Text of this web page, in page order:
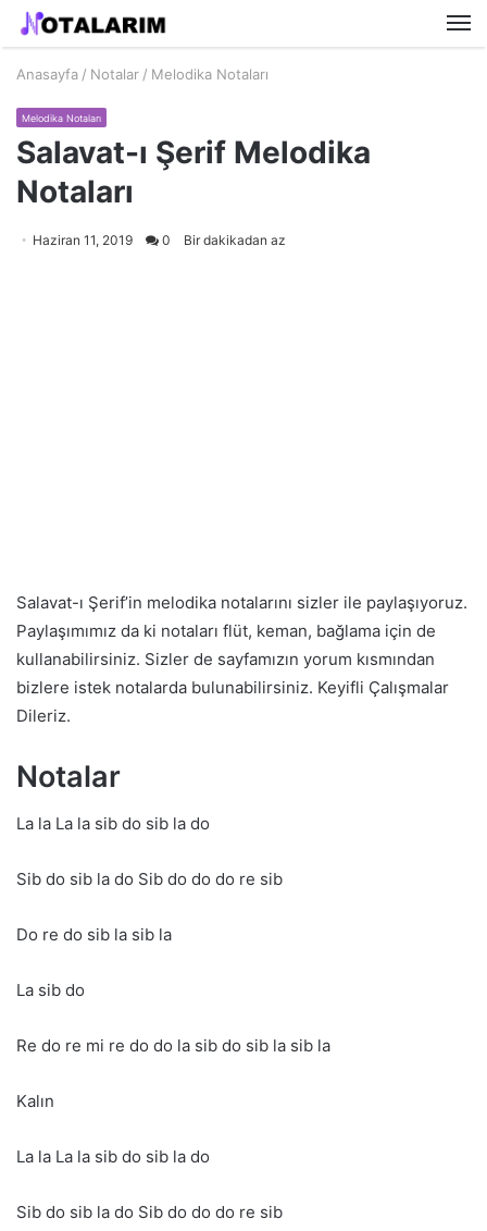
Anasayfa / Notalar / Melodika Notaları
Melodika Notaları
Salavat-ı Şerif Melodika
Notaları
Haziran 11, 2019 0 Bir dakikadan az
Salavat-ı Şerif’in melodika notalarını sizler ile paylaşıyoruz.
Paylaşımımız da ki notaları flüt, keman, bağlama için de
kullanabilirsiniz. Sizler de sayfamızın yorum kısmından
bizlere istek notalarda bulunabilirsiniz. Keyifli Çalışmalar
Dileriz.
Notalar
La la La la sib do sib la do
Sib do sib la do Sib do do do re sib
Do re do sib la sib la
La sib do
Re do re mi re do do la sib do sib la sib la
Kalın
La la La la sib do sib la do
Sib do sib la do Sib do do do re sib